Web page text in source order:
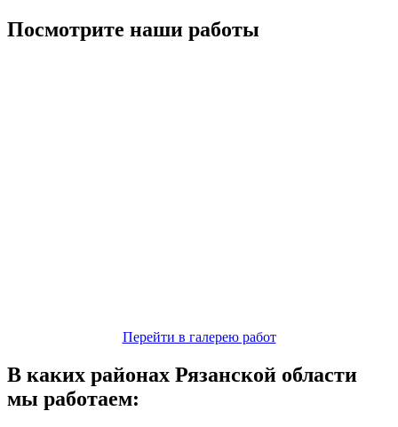
Посмотрите наши работы
Перейти в галерею работ
В каких районах Рязанской области
мы работаем: